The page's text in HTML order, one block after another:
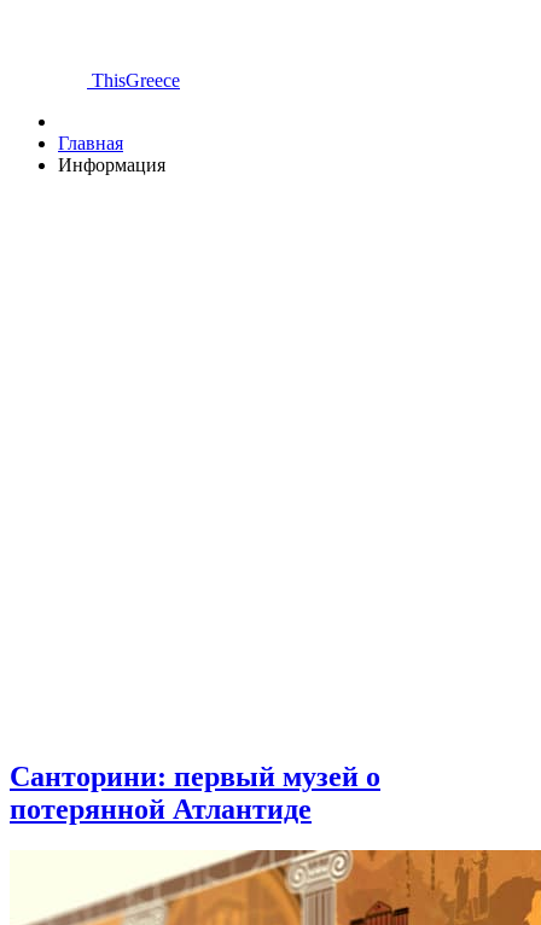
ThisGreece
Главная
Информация
Санторини: первый музей о
потерянной Атлантиде